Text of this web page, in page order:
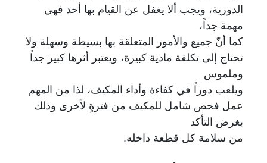
الدورية، ويجب ألا يغفل عن القيام بها أحد فهي
مهمة جداً،
كما أنّ جميع والأمور المتعلقة بها بسيطة وسهلة ولا
تحتاج إلى تكلفة مادية كبيرة، ويعتبر أثرها كبير جداً
وملموس
ويلعب دوراً في كفاءة وأداء المكيف، لذا من المهم
عمل فحص شامل للمكيف من فترةٍ لأخرى وذلك
بغرض التأكد
من سلامة كل قطعة داخله.